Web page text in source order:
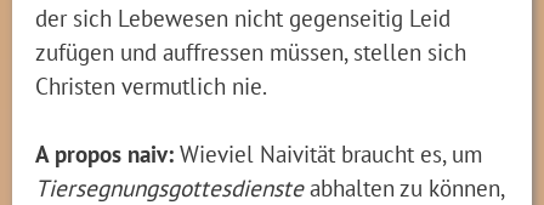
der sich Lebewesen nicht gegenseitig Leid
zufügen und auffressen müssen, stellen sich
Christen vermutlich nie.
A propos naiv: Wieviel Naivität braucht es, um
Tiersegnungsgottesdiensteabhalten zu können,